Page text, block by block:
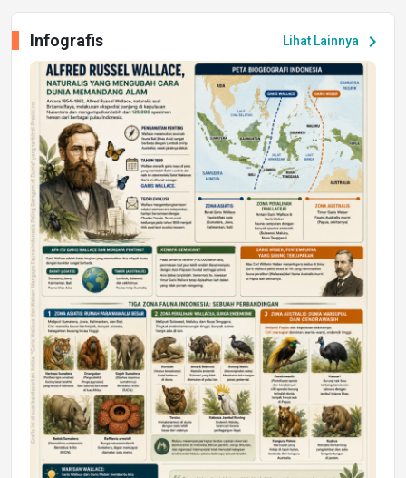
Peluang Kerja dan Magang
Jumat, 17 Jul 2026 22:30
DAERAH
Astra Motor Kalimantan Timur 2 Dukung
Mahasiswa Samarinda dalam Astra
Honda SDGs Future Leaders 2026
Jumat, 10 Jul 2026 19:01
Lihat Lainnya chevron_right
Infografis